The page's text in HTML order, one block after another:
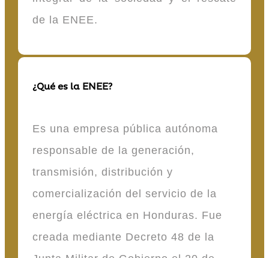
de la ENEE.
¿Qué es la ENEE?
Es una empresa pública autónoma
responsable de la generación,
transmisión, distribución y
comercialización del servicio de la
energía eléctrica en Honduras. Fue
creada mediante Decreto 48 de la